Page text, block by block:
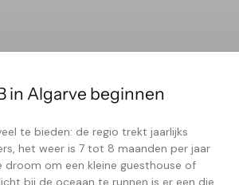
in Algarve beginnen
te bieden: de regio trekt jaarlijks
het weer is 7 tot 8 maanden per jaar
droom om een kleine guesthouse of
bij de oceaan te runnen is er een die